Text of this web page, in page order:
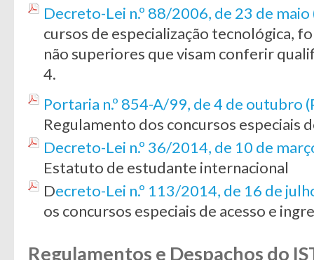
Decreto-Lei n.º 88/2006, de 23 de maio
cursos de especialização tecnológica,
não superiores que visam conferir
4.
Portaria n.º 854-A/99, de 4 de outubro
Regulamento dos concursos especiais
Decreto-Lei n.º 36/2014, de 10 de
Estatuto de estudante internacional
Decreto-Lei n.º 113/2014, de 16 de
os concursos especiais de acesso e
Regulamentos e Despachos do